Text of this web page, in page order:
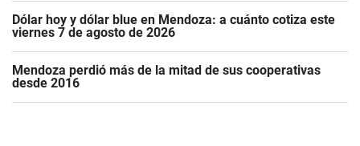
Dólar hoy y dólar blue en Mendoza: a cuánto cotiza este
viernes 7 de agosto de 2026
Mendoza perdió más de la mitad de sus cooperativas
desde 2016